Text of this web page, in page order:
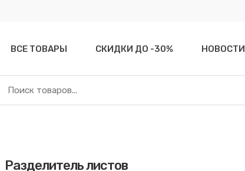
ВСЕ ТОВАРЫ СКИДКИ ДО -30% НОВОСТИ
Разделитель листов